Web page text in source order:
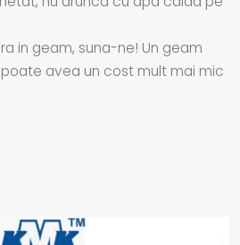
in geam, suna-ne! Un geam
avea un cost mult mai mic